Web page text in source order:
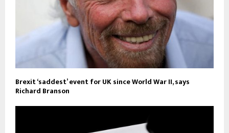
Brexit ‘saddest’ event for UK since World War II, says
Richard Branson